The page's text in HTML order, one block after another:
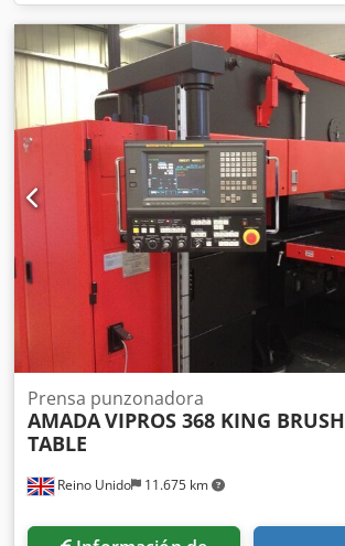
Reino Unido 11.675 km
Prensa punzonadora
AMADAVIPROS 368 KING BRUSH
TABLE